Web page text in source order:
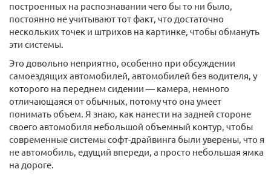
построенных на распознавании чего бы то ни было,
постоянно не учитывают тот факт, что достаточно
нескольких точек и штрихов на картинке, чтобы обмануть
эти системы.
Это довольно неприятно, особенно при обсуждении
самоездящих автомобилей, автомобилей без водителя, у
которого на переднем сидении — камера, немного
отличающаяся от обычных, потому что она умеет
понимать объем. Я знаю, как нанести на задней стороне
своего автомобиля небольшой объемный контур, чтобы
современные системы софт-драйвинга были уверены, что я
не автомобиль, едущий впереди, а просто небольшая ямка
на дороге.